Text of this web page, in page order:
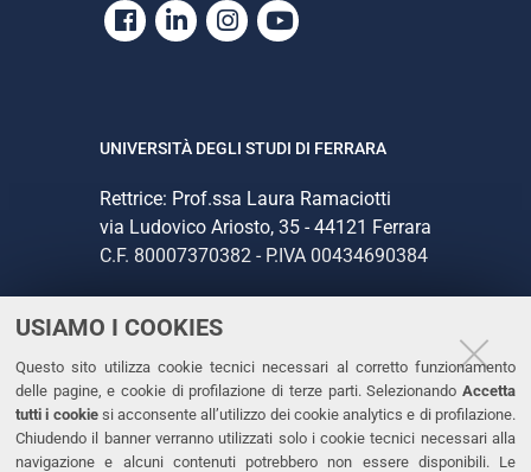
USIAMO I COOKIES
Questo sito utilizza cookie tecnici necessari al corretto funzionamento
delle pagine, e cookie di profilazione di terze parti. Selezionando Accetta
tutti i cookiesi acconsente all’utilizzo dei cookie analytics e di profilazione.
Chiudendo il banner verranno utilizzati solo i cookie tecnici necessari alla
navigazione e alcuni contenuti potrebbero non essere disponibili. Le
Facebook
LinkedinInstagram
Youtube
UNIVERSITÀ DEGLI STUDI DI FERRARA
Rettrice: Prof.ssa Laura Ramaciotti
via Ludovico Ariosto, 35 - 44121 Ferrara
C.F. 80007370382 - P.IVA 00434690384
CONTATTI
Tel. +39 0532 293111
Fax. +39 0532 293031
PEC